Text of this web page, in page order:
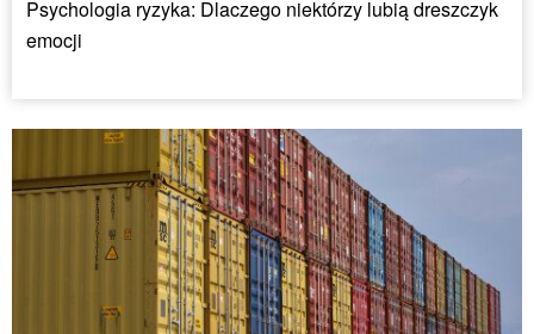
Psychologia ryzyka: Dlaczego niektórzy lubią dreszczyk
emocji